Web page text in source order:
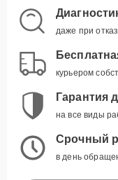
даже при
курьером
Гарантия
на все виды
Срочный
в день